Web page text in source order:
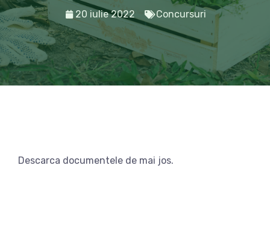
20 iulie 2022 Concursuri
Descarca documentele de mai jos.